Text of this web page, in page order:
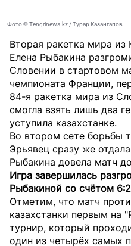
Фото © Tengrinews.kz / Турар Казангапов
Вторая ракетка мира из
Елена Рыбакина
Словении в стартовом
чемпионата Франции,
84-я ракетка мира из
смогла взять лишь два
уступила казахстанке.
Во втором сете борьбы
Эрьявец сразу же
Рыбакина довела матч
Игра завершилась
Рыбакиной со счётом
Отметим, что матч
казахстанки первым на
турнир, который
один из четырёх самых